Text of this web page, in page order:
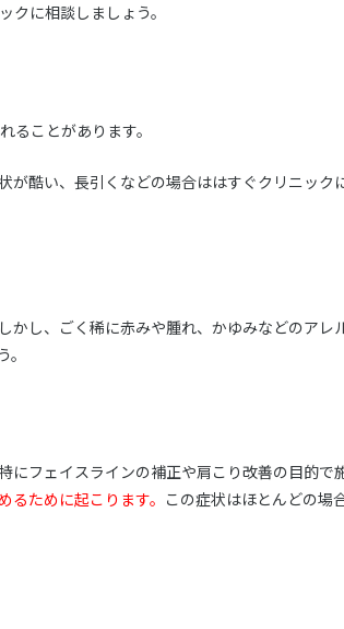
に相談しましょう。
ことがあります。
が酷い、長引くなどの場合ははすぐクリニック
かし、ごく稀に赤みや腫れ、かゆみなどのアレ
にフェイスラインの補正や肩こり改善の目的で
るために起こります。 この症状はほとんどの場